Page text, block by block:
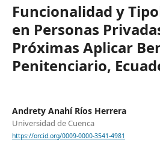
Funcionalidad y
en Personas
Próximas Aplicar
Penitenciario,
Andrety Anahí Ríos Herrera
Universidad de Cuenca
https://orcid.org/0009-0000-3541-4981